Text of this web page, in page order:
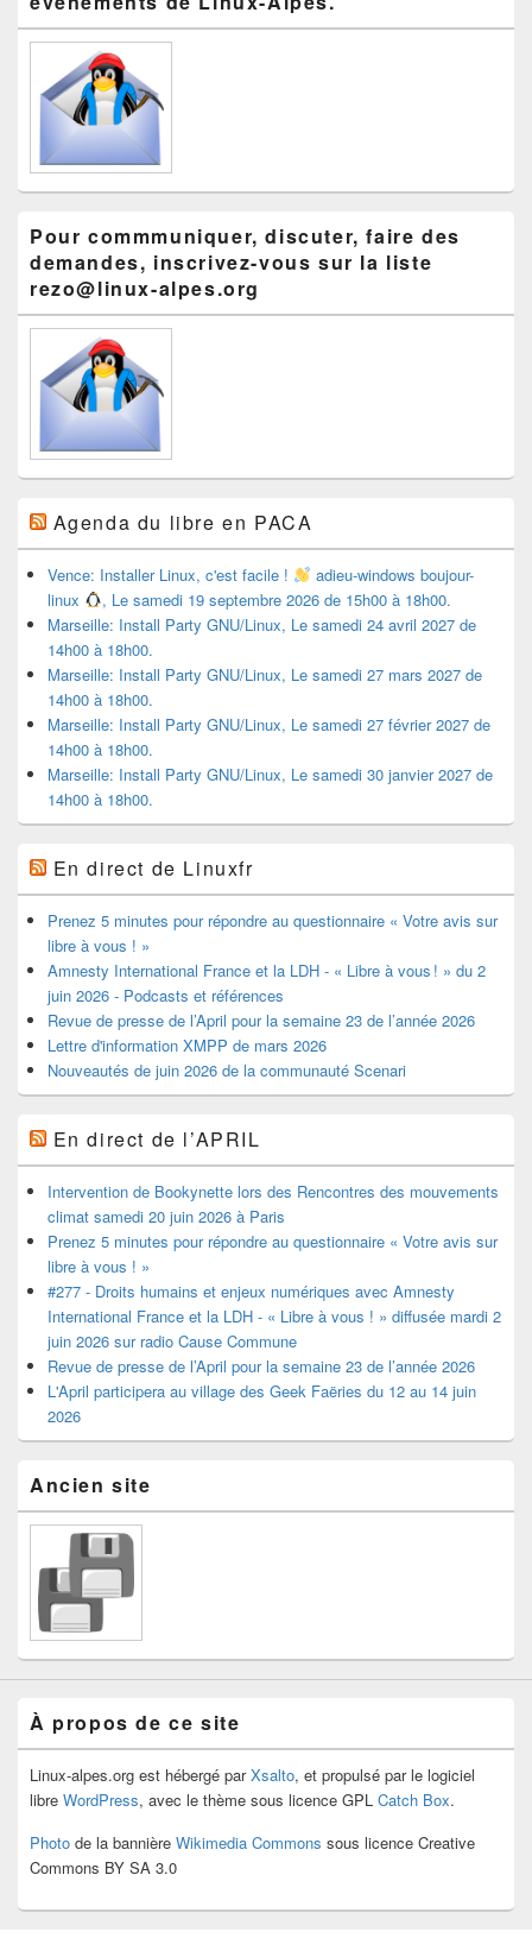
Pour commmuniquer, discuter, faire des
demandes, inscrivez-vous sur la liste
rezo@linux-alpes.org
Agenda du libre en PACA
Vence: Installer Linux, c'est facile !
adieu-windows boujour-
linux
, Le samedi 19 septembre 2026 de 15h00 à 18h00.
Marseille: Install Party GNU/Linux, Le samedi 24 avril 2027 de
14h00 à 18h00.
Marseille: Install Party GNU/Linux, Le samedi 27 mars 2027 de
14h00 à 18h00.
Marseille: Install Party GNU/Linux, Le samedi 27 février 2027 de
14h00 à 18h00.
Marseille: Install Party GNU/Linux, Le samedi 30 janvier 2027 de
14h00 à 18h00.
En direct de Linuxfr
Prenez 5 minutes pour répondre au questionnaire « Votre avis sur
libre à vous ! »
Amnesty International France et la LDH - « Libre à vous ! » du 2
juin 2026 - Podcasts et références
Revue de presse de l’April pour la semaine 23 de l’année 2026
Lettre d'information XMPP de mars 2026
Nouveautés de juin 2026 de la communauté Scenari
En direct de l’APRIL
Intervention de Bookynette lors des Rencontres des mouvements
climat samedi 20 juin 2026 à Paris
Prenez 5 minutes pour répondre au questionnaire « Votre avis sur
libre à vous ! »
#277 - Droits humains et enjeux numériques avec Amnesty
International France et la LDH - « Libre à vous ! » diffusée mardi 2
juin 2026 sur radio Cause Commune
Revue de presse de l’April pour la semaine 23 de l’année 2026
L'April participera au village des Geek Faëries du 12 au 14 juin
2026
Ancien site
À propos de ce site
Linux-alpes.org est hébergé parXsalto, et propulsé par le logiciel
libre WordPress, avec le thème sous licence GPL Catch Box.
Photo de la bannière Wikimedia Commons sous licence Creative
Commons BY SA 3.0